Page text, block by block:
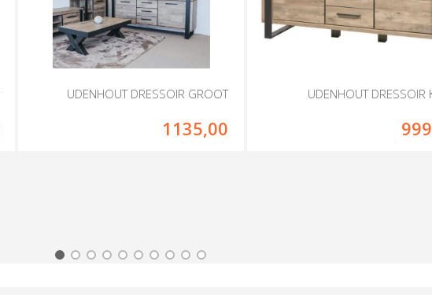
UDENHOUT DRESSOIR GROOT
1135,00
UDENHOUT DRESSOIR